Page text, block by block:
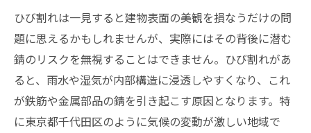
ひび割れは一見すると建物表面の美観を損なうだけの問
題に思えるかもしれませんが、実際にはその背後に潜む
錆のリスクを無視することはできません。ひび割れがあ
ると、雨水や湿気が内部構造に浸透しやすくなり、これ
が鉄筋や金属部品の錆を引き起こす原因となります。特
に東京都千代田区のように気候の変動が激しい地域で